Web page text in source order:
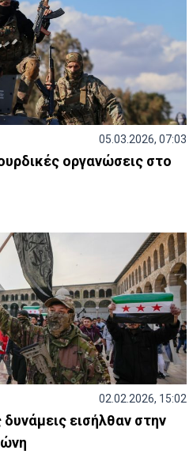
05.03.2026, 07:03
οργανώσεις στο
02.02.2026, 15:02
εισήλθαν στην